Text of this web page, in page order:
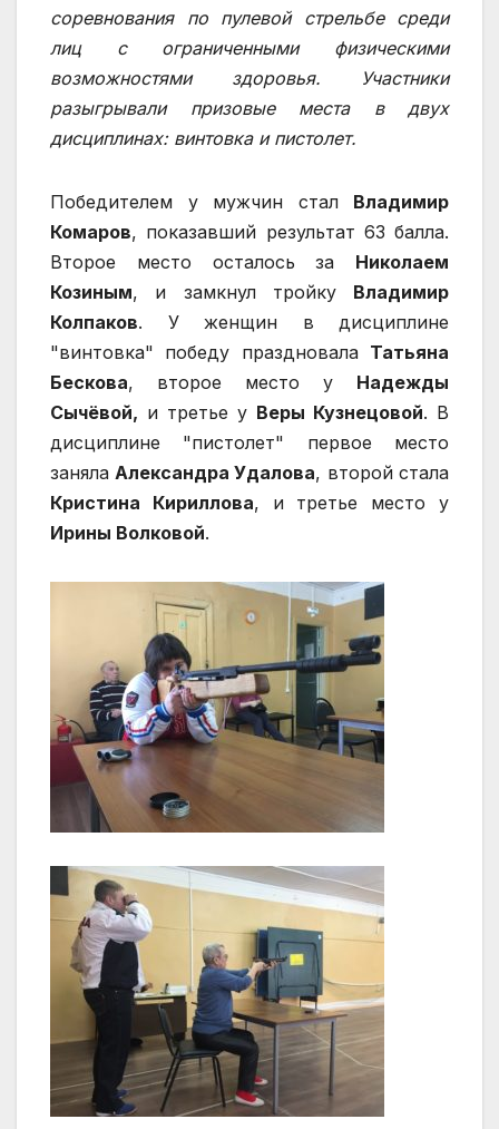
соревнования по пулевой стрельбе среди
лиц с ограниченными физическими
возможностями здоровья. Участники
разыгрывали призовые места в двух
дисциплинах: винтовка и пистолет.
Победителем у мужчин стал Владимир
Комаров, показавший результат 63 балла.
Второе место осталось за Николаем
Козиным, и замкнул тройку Владимир
Колпаков. У женщин в дисциплине
"винтовка" победу праздновала Татьяна
Бескова, второе место у Надежды
Сычёвой, и третье у Веры Кузнецовой. В
дисциплине "пистолет" первое место
заняла Александра Удалова, второй стала
Кристина Кириллова, и третье место у
Ирины Волковой.